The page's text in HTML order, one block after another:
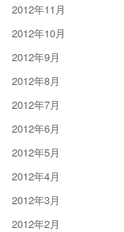
2012年11月
2012年10月
2012年9月
2012年8月
2012年7月
2012年6月
2012年5月
2012年4月
2012年3月
2012年2月